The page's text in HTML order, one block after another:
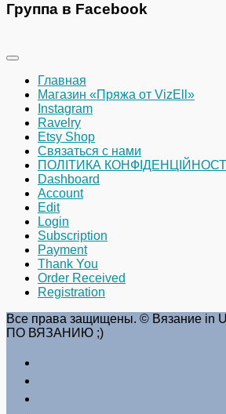
Группа в Facebook
Главная
Магазин «Пряжа от VizEll»
Instagram
Ravelry
Etsy Shop
Связаться с нами
ПОЛІТИКА КОНФІДЕНЦІЙНОСТІ
Dashboard
Account
Edit
Login
Subscription
Payment
Thank You
Order Received
Registration
Все права защищены. © Вязание
ПО ВЯЗАНИЮ ;)